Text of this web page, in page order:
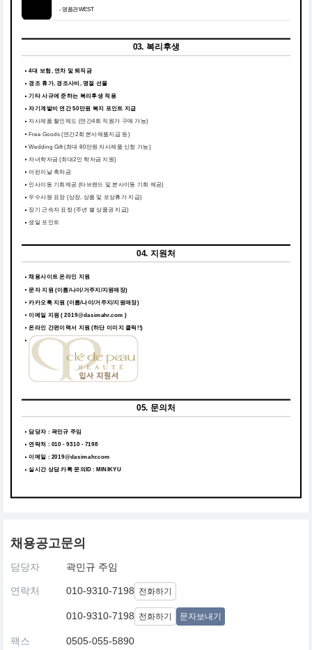
- 명품관 WEST
03. 복리후생
4대 보험, 연차 및 퇴직금
경조 휴가, 경조사비, 명절 선물
기타 사규에 준하는 복리후생 적용
자기계발비 연간 50만원 복지 포인트 지급
자사제품 할인제도 (연간4회 직원가 구매 가능)
Free Goods (연간2회 본사제품지급 등)
Wedding Gift (최대 80만원 자사제품 신청 가능)
자녀학자금 (최대2인 학자금 지원)
어린이날 축하금
인사이동 기회제공 (타브랜드 및 본사이동 기회 제공)
우수사원 표장 (상장, 상품 및 포상휴가 지급)
장기 근속자 표창 (주년 별 상품권 지급)
생일 포인트
04. 지원처
채용사이트 온라인 지원
문자 지원 (이름/나이/거주지/지원매장)
카카오톡 지원 (이름/나이/거주지/지원매장)
이메일 지원 ( 2019@dasimahr.com )
온라인 간편이력서 지원 (하단 이미지 클릭!!)
05. 문의처
담당자 : 곽민규 주임
연락처 : 010 - 9310 - 7198
이메일 : 2019@dasimahr.com
실시간 상담 카톡 문의ID : MINIKYU
채용공고문의
담당자 곽민규 주임
연락처 010-9310-7198 전화하기
010-9310-7198 전화하기 문자보내기
팩스 0505-055-5890